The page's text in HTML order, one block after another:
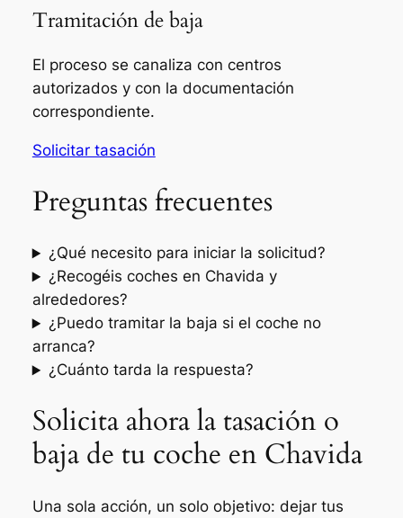
Tramitación de baja
El proceso se canaliza con centros
autorizados y con la documentación
correspondiente.
Solicitar tasación
Preguntas frecuentes
¿Qué necesito para iniciar la solicitud?
¿Recogéis coches en Chavida y
alrededores?
¿Puedo tramitar la baja si el coche no
arranca?
¿Cuánto tarda la respuesta?
Solicita ahora la tasación o
baja de tu coche en Chavida
Una sola acción, un solo objetivo: dejar tus